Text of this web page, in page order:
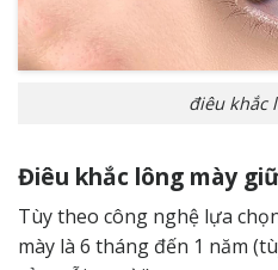
điêu khắc
Điêu khắc lông mày
Tùy theo công nghệ lựa
mày là 6 tháng đến 1 năm